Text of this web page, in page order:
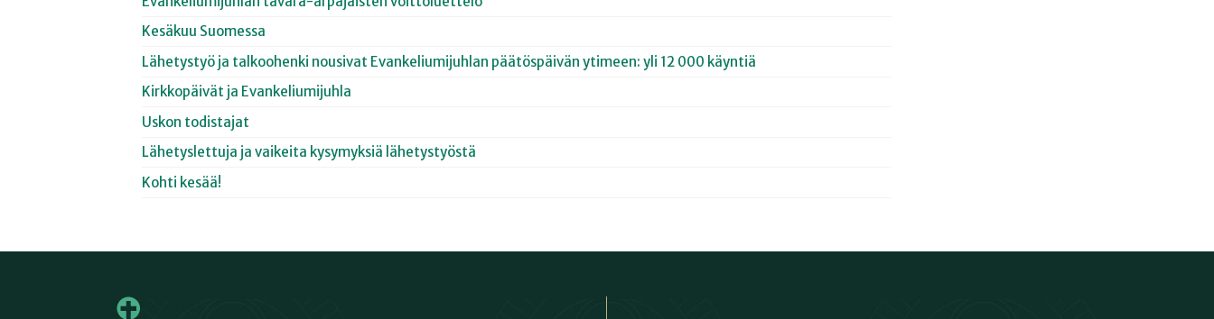
Kesäkuu Suomessa
Lähetystyö ja talkoohenki nousivat Evankeliumijuhlan päätöspäivän ytimeen: yli 12 000 käyntiä
Kirkkopäivät ja Evankeliumijuhla
Uskon todistajat
Lähetyslettuja ja vaikeita kysymyksiä lähetystyöstä
Kohti kesää!